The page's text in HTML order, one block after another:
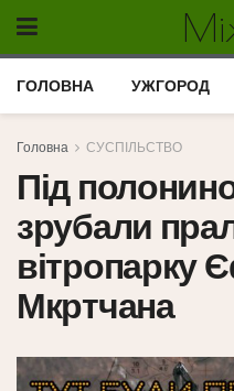
ГОЛОВНА УЖГОРОД
Головна СУСПІЛЬСТВО
Під
зрубали
вітропарку
Мкртчана